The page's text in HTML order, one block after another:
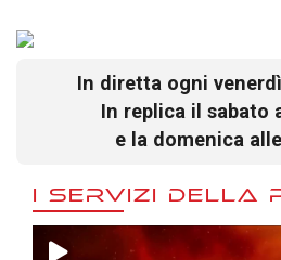
In diretta ogni
In replica il sabato
e la domenica
I SERVIZI DELLA